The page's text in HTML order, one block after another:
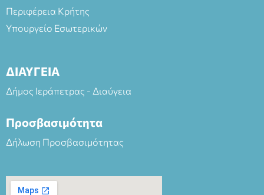
Περιφέρεια Κρήτης
Υπουργείο Εσωτερικών
ΔΙΑΥΓΕΙΑ
Δήμος Ιεράπετρας - Διαύγεια
Προσβασιμότητα
Δήλωση Προσβασιμότητας